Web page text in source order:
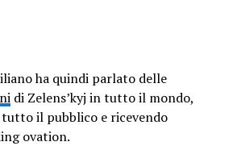
ha quindi parlato delle
di Zelens’kyj in tutto il mondo,
tutto il pubblico e ricevendo
ovation.